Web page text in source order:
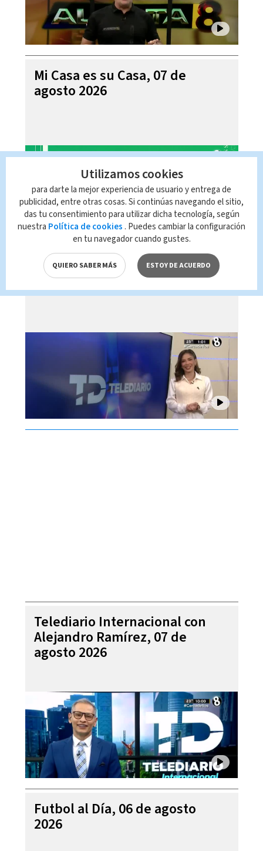
Mi Casa es su Casa, 07 de
agosto 2026
Telediario En Directo con Paula
Brenes, 07 de agosto 2026
Telediario Internacional con
Alejandro Ramírez, 07 de
agosto 2026
Futbol al Día, 06 de agosto
2026
Utilizamos cookies
para darte la mejor experiencia de usuario y entrega de
publicidad, entre otras cosas. Si continúas navegando el sitio,
das tu consentimiento para utilizar dicha tecnología, según
nuestra Política de cookies . Puedes cambiar la configuración
en tu navegador cuando gustes.
QUIERO SABER MÁS ESTOY DE ACUERDO